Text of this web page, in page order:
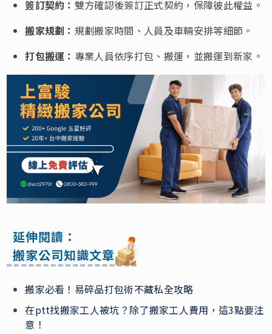
簽訂契約： 雙方確認後簽訂正式契約，保障彼此權益。
搬家規劃： 規劃搬家時間、人員及車輛安排等細節。
打包搬運： 專業人員依序打包、搬運，並搬運到新家。
延伸閱讀：
搬家公司知識文章
搬家必看！易碎品打包術不藏私全攻略
在ptt找搬家工人被坑？除了搬家工人費用，這3點要注
意！